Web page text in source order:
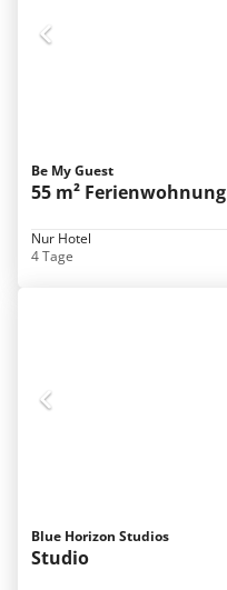
Be My Guest
55 m² Ferienwohnung
Nur Hotel
4 Tage
Blue Horizon Studios
Studio